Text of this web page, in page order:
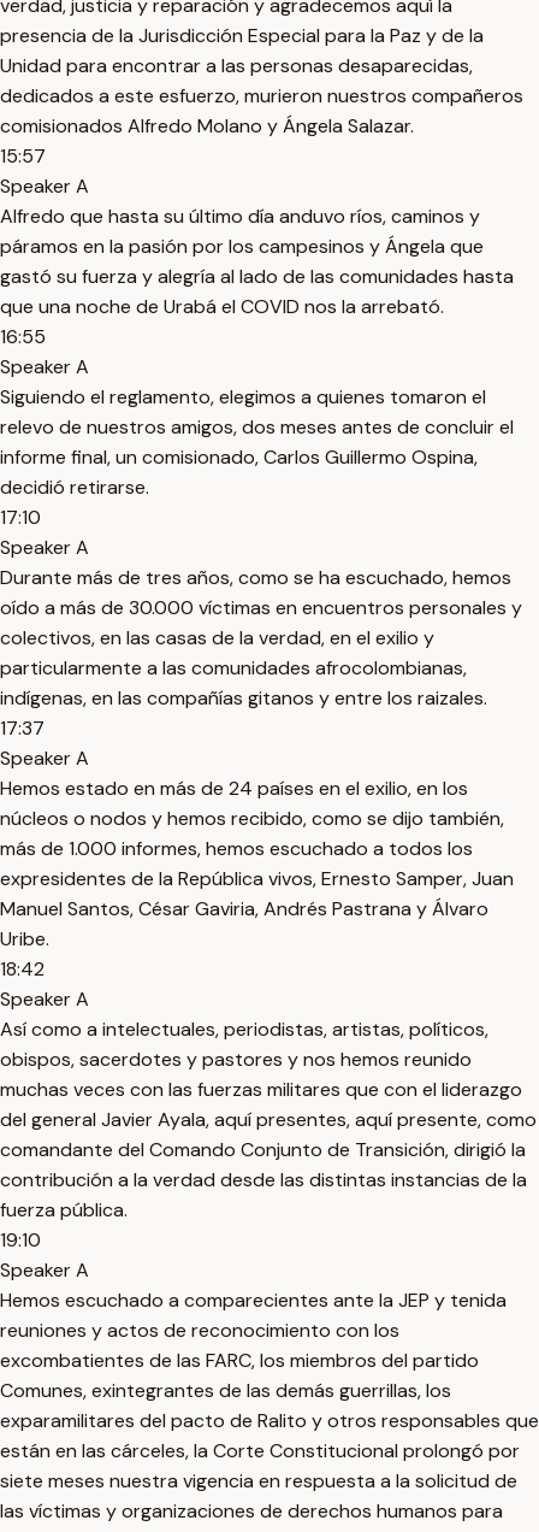
verdad, justicia y reparación y agradecemos aquí la
presencia de la Jurisdicción Especial para la Paz y de la
Unidad para encontrar a las personas desaparecidas,
dedicados a este esfuerzo, murieron nuestros compañeros
comisionados Alfredo Molano y Ángela Salazar.
15:57
Speaker A
Alfredo que hasta su último día anduvo ríos, caminos y
páramos en la pasión por los campesinos y Ángela que
gastó su fuerza y alegría al lado de las comunidades hasta
que una noche de Urabá el COVID nos la arrebató.
16:55
Speaker A
Siguiendo el reglamento, elegimos a quienes tomaron el
relevo de nuestros amigos, dos meses antes de concluir el
informe final, un comisionado, Carlos Guillermo Ospina,
decidió retirarse.
17:10
Speaker A
Durante más de tres años, como se ha escuchado, hemos
oído a más de 30.000 víctimas en encuentros personales y
colectivos, en las casas de la verdad, en el exilio y
particularmente a las comunidades afrocolombianas,
indígenas, en las compañías gitanos y entre los raizales.
17:37
Speaker A
Hemos estado en más de 24 países en el exilio, en los
núcleos o nodos y hemos recibido, como se dijo también,
más de 1.000 informes, hemos escuchado a todos los
expresidentes de la República vivos, Ernesto Samper, Juan
Manuel Santos, César Gaviria, Andrés Pastrana y Álvaro
Uribe.
18:42
Speaker A
Así como a intelectuales, periodistas, artistas, políticos,
obispos, sacerdotes y pastores y nos hemos reunido
muchas veces con las fuerzas militares que con el liderazgo
del general Javier Ayala, aquí presentes, aquí presente, como
comandante del Comando Conjunto de Transición, dirigió la
contribución a la verdad desde las distintas instancias de la
fuerza pública.
19:10
Speaker A
Hemos escuchado a comparecientes ante la JEP y tenida
reuniones y actos de reconocimiento con los
excombatientes de las FARC, los miembros del partido
Comunes, exintegrantes de las demás guerrillas, los
exparamilitares del pacto de Ralito y otros responsables que
están en las cárceles, la Corte Constitucional prolongó por
siete meses nuestra vigencia en respuesta a la solicitud de
las víctimas y organizaciones de derechos humanos para